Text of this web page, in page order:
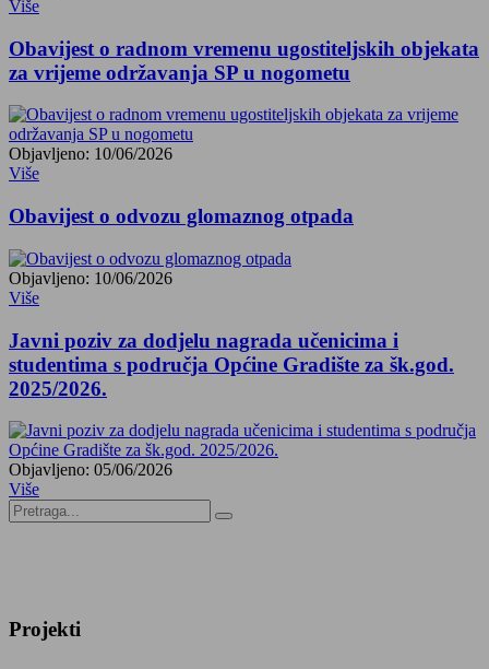
Više
Obavijest o radnom vremenu ugostiteljskih objekata
za vrijeme održavanja SP u nogometu
Objavljeno: 10/06/2026
Više
Obavijest o odvozu glomaznog otpada
Objavljeno: 10/06/2026
Više
Javni poziv za dodjelu nagrada učenicima i
studentima s područja Općine Gradište za šk.god.
2025/2026.
Objavljeno: 05/06/2026
Više
Projekti